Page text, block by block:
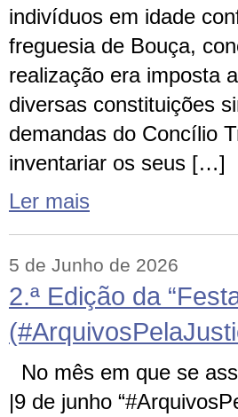
indivíduos em idade
freguesia de Bouça,
realização era imposta
diversas constituições
demandas do Concílio
inventariar os seus […]
Ler mais
5 de Junho de 2026
2.ª Edição da
No mês em que se
|9 de junho